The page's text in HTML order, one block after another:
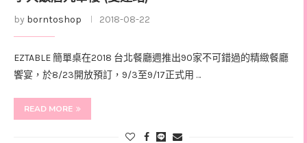
by borntoshop 2018-08-22
EZTABLE 簡單桌在2018 台北餐廳週推出90家不可錯過的精緻餐廳
饗宴，於8/23開放預訂，9/3至9/17正式用 …
READ MORE